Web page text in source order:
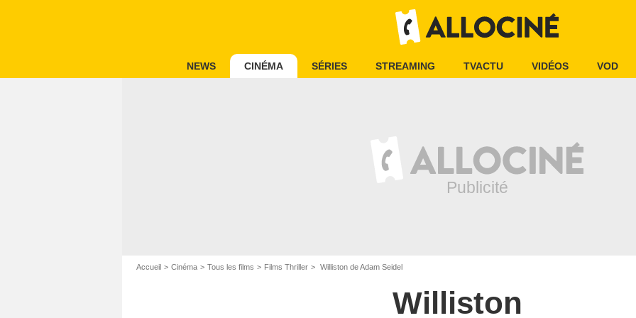
NEWS CINÉMA SÉRIES STREAMING TVACTU VIDÉOS VOD
Accueil Cinéma Tous les films Films Thriller Williston de Adam Seidel
Williston